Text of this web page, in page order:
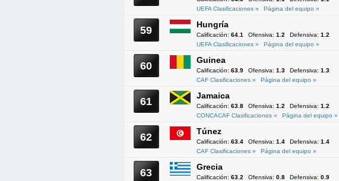
UEFA Clasificaciones »
Página del equipo »
59 Hungría
Calificación: 64.1 Ofensiva: 1.2 Defensiva: 1.2
UEFA Clasificaciones »
Página del equipo »
60 Guinea
Calificación: 63.9 Ofensiva: 1.3 Defensiva: 1.3
CAF Clasificaciones »
Página del equipo »
61 Jamaica
Calificación: 63.8 Ofensiva: 1.2 Defensiva: 1.2
CONCACAF Clasificaciones »
Página del equipo »
62 Túnez
Calificación: 63.4 Ofensiva: 1.4 Defensiva: 1.4
CAF Clasificaciones »
Página del equipo »
63 Grecia
Calificación: 63.2 Ofensiva: 0.8 Defensiva: 0.9